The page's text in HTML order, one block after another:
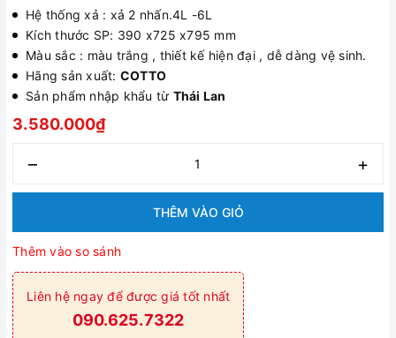
Hệ thống xả : xả 2 nhấn.4L -6L
Kích thước SP: 390 x725 x795 mm
Màu sắc : màu trắng , thiết kế hiện đại , dễ dàng vệ sinh.
Hãng sản xuất: COTTO
Sản phẩm nhập khẩu từ Thái Lan
3.580.000₫
– +
THÊM VÀO GIỎ
Thêm vào so sánh
Liên hệ ngay để được giá tốt nhất
090.625.7322